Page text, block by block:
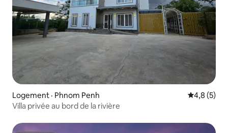
Logement · Phnom Penh Note
4,8 (5)
Villa privée au bord de la rivière